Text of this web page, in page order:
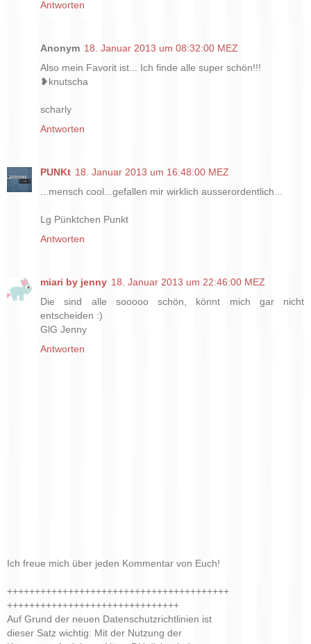
Antworten
Anonym 18. Januar 2013 um 08:32:00 MEZ
Also mein Favorit ist... Ich finde alle super schön!!!
❥knutscha
scharly
Antworten
PUNKt 18. Januar 2013 um 16:48:00 MEZ
...mensch cool...gefallen mir wirklich ausserordentlich...
Lg Pünktchen Punkt
Antworten
miari by jenny 18. Januar 2013 um 22:46:00 MEZ
Die sind alle sooooo schön, könnt mich gar nicht
entscheiden :)
GlG Jenny
Antworten
Ich freue mich über jeden Kommentar von Euch!
++++++++++++++++++++++++++++++++++++++++
+++++++++++++++++++++++++++++++
Auf Grund der neuen Datenschutzrichtlinien ist
dieser Satz wichtig: Mit der Nutzung der